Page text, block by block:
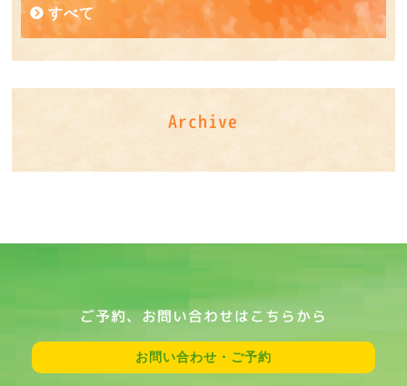
すべて
Archive
ご予約、お問い合わせはこちらから
お問い合わせ・ご予約